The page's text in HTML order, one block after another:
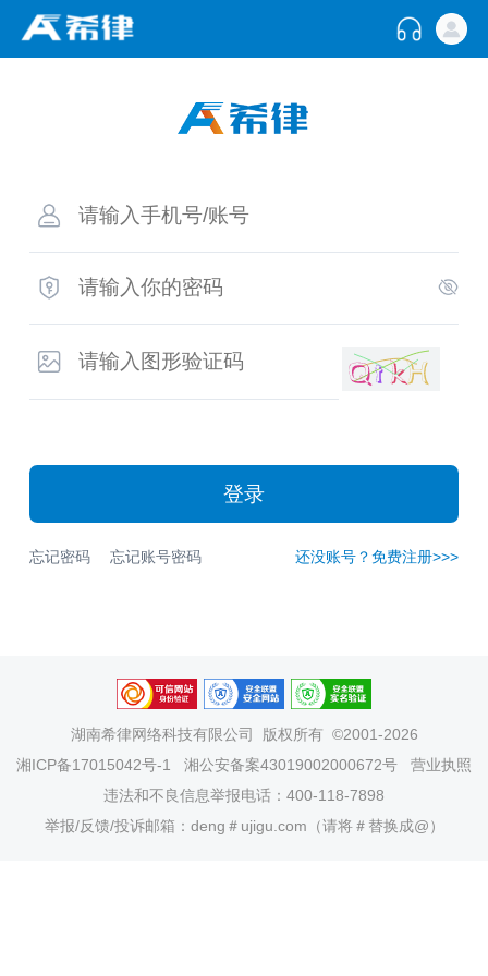
登录
忘记密码 忘记账号密码 还没账号？免费注册>>>
湖南希律网络科技有限公司
版权所有 ©2001-2026
湘ICP备17015042号-1
湘公安备案43019002000672号
营业执照
违法和不良信息举报电话：400-118-7898
举报/反馈/投诉邮箱：deng＃ujigu.com（请将＃替换成@）